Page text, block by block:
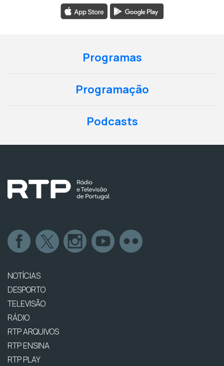
Programas
Programação
Podcasts
NOTÍCIAS
DESPORTO
TELEVISÃO
RÁDIO
RTP ARQUIVOS
RTP ENSINA
RTP PLAY